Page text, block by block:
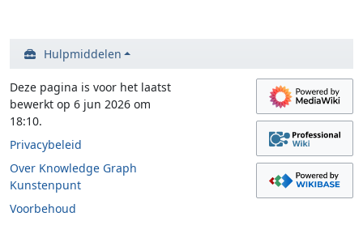
Hulpmiddelen
Deze pagina is voor het laatst
bewerkt op 6 jun 2026 om
18:10.
Privacybeleid
Over Knowledge Graph
Kunstenpunt
Voorbehoud